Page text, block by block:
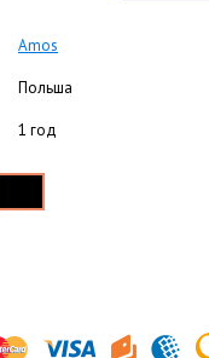
Amos
Польша
1 год